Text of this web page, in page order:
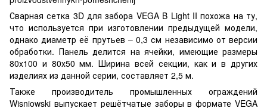
Сварная сетка 3D для забора VEGA B Light II похожа на ту,
что используется при изготовлении предыдущей модели,
однако диаметр её прутьев – 0,3 см независимо от версии
обработки. Панель делится на ячейки, имеющие размеры
80x100 и 80х50 мм. Ширина всей секции, как и в других
изделиях из данной серии, составляет 2,5 м.
Также производитель промышленных ограждений
Wisniowski выпускает решётчатые заборы в формате VEGA